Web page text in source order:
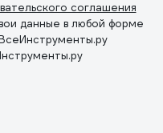
соглашения
данные в любой форме